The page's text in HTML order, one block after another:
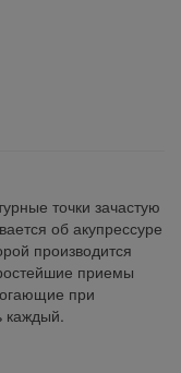
точки зачастую
об акупрессуре
производится
приемы
при
каждый.